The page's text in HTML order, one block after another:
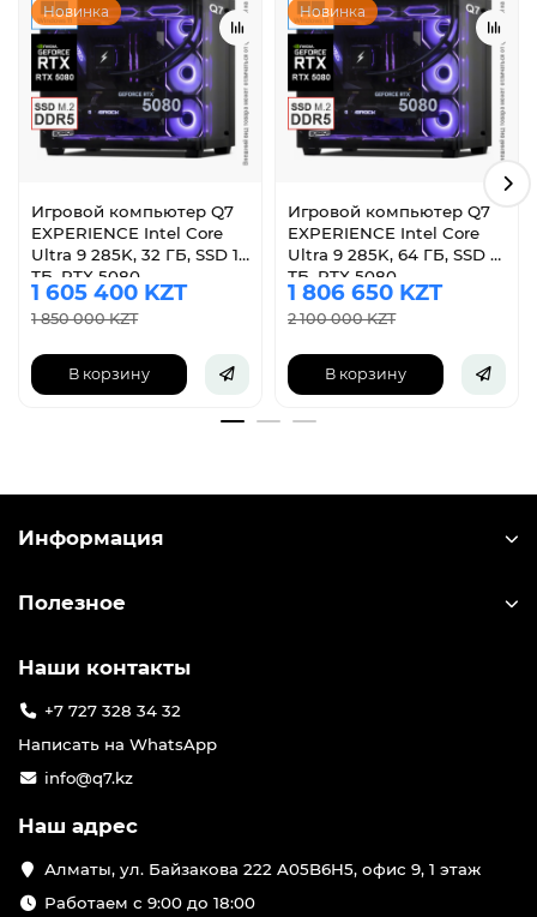
Новинка
Игровой компьютер Q7
EXPERIENCE Intel Core
Ultra 9 285K, 32 ГБ, SSD 1
ТБ, RTX 5080
1 605 400 KZT
1 850 000 KZT
В корзину
Новинка
Игровой компьютер Q7
EXPERIENCE Intel Core
Ultra 9 285K, 64 ГБ, SSD 1
ТБ, RTX 5080
1 806 650 KZT
2 100 000 KZT
В корзину
Информация
Полезное
Наши контакты
+7 727 328 34 32
Написать на WhatsApp
info@q7.kz
Наш адрес
Алматы, ул. Байзакова 222 A05B6H5, офис 9, 1 этаж
Работаем с 9:00 до 18:00